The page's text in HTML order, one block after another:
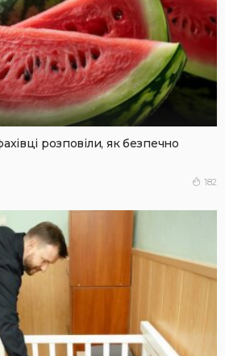
розповіли, як безпечно
182